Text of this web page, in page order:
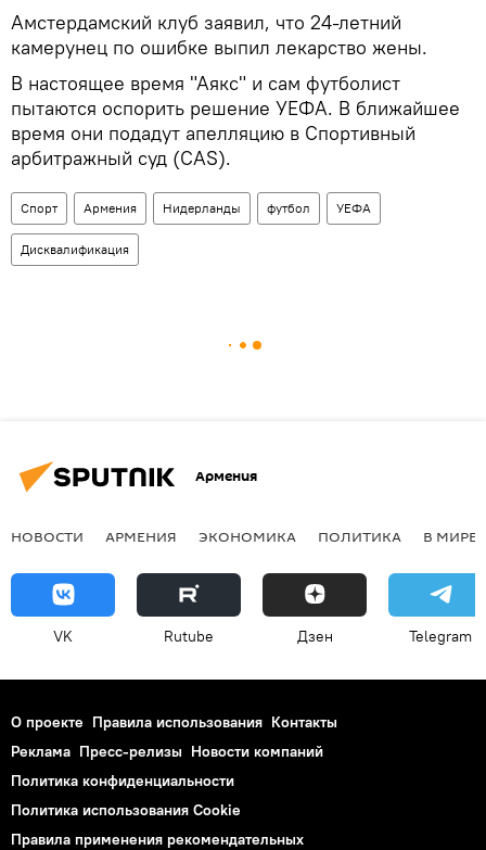
Амстердамский клуб заявил, что 24-летний
камерунец по ошибке выпил лекарство жены.
В настоящее время "Аякс" и сам футболист
пытаются оспорить решение УЕФА. В ближайшее
время они подадут апелляцию в Спортивный
арбитражный суд (CAS).
Спорт Армения Нидерланды футбол УЕФА
Дисквалификация
Армения
НОВОСТИ АРМЕНИЯ ЭКОНОМИКА ПОЛИТИКА В МИРЕ
VK Rutube Дзен Telegram
О проекте Правила использования Контакты
Реклама Пресс-релизы Новости компаний
Политика конфиденциальности
Политика использования Cookie
Правила применения рекомендательных